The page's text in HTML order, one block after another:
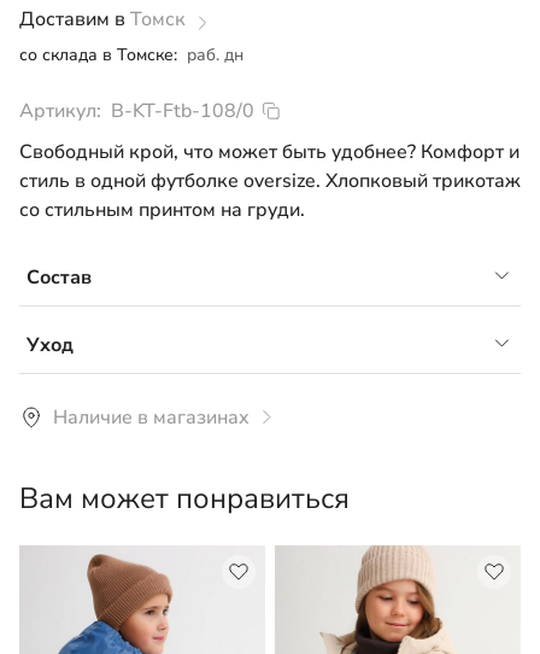
158-164
Доставим в Томск
со склада в Томске: раб. дн
Артикул: B-KT-Ftb-108/0
Свободный крой, что может быть удобнее? Комфорт и
стиль в одной футболке oversize. Хлопковый трикотаж
со стильным принтом на груди.
Состав
Кулирная гладь 92% хлопок, 8% лайкра
Уход
Рекомендуется ручная или деликатная машинная
стирка со средствами для цветного белья при
вывернув изделие наизнанку. Утюжить принт только с
изнаночной стороны. Не скручивать, отжимать на
низких оборотах центрифуги.
Наличие в магазинах
Вам может понравиться